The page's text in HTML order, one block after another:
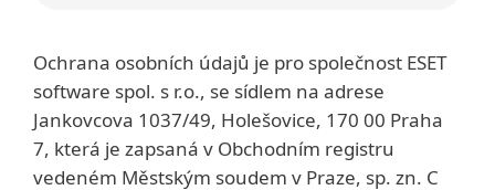
Ochrana osobních údajů je pro společnost ESET
software spol. s r.o., se sídlem na adrese
Jankovcova 1037/49, Holešovice, 170 00 Praha
7, která je zapsaná v Obchodním registru
vedeném Městským soudem v Praze, sp. zn. C